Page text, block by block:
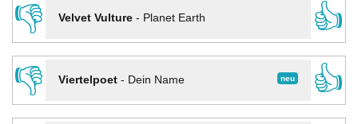
👎
Velvet Vulture- Planet Earth
👍
👎
neu
Viertelpoet- Dein Name
👍